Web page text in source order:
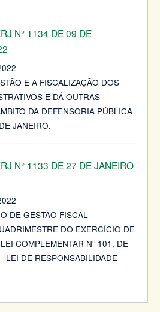
N° 1134 DE 09 DE
E A FISCALIZAÇÃO DOS
E DÁ OUTRAS
DA DEFENSORIA PÚBLICA
JANEIRO.
N° 1133 DE 27 DE JANEIRO
DE GESTÃO FISCAL
DO EXERCÍCIO DE
COMPLEMENTAR N° 101, DE
LEI DE RESPONSABILIDADE